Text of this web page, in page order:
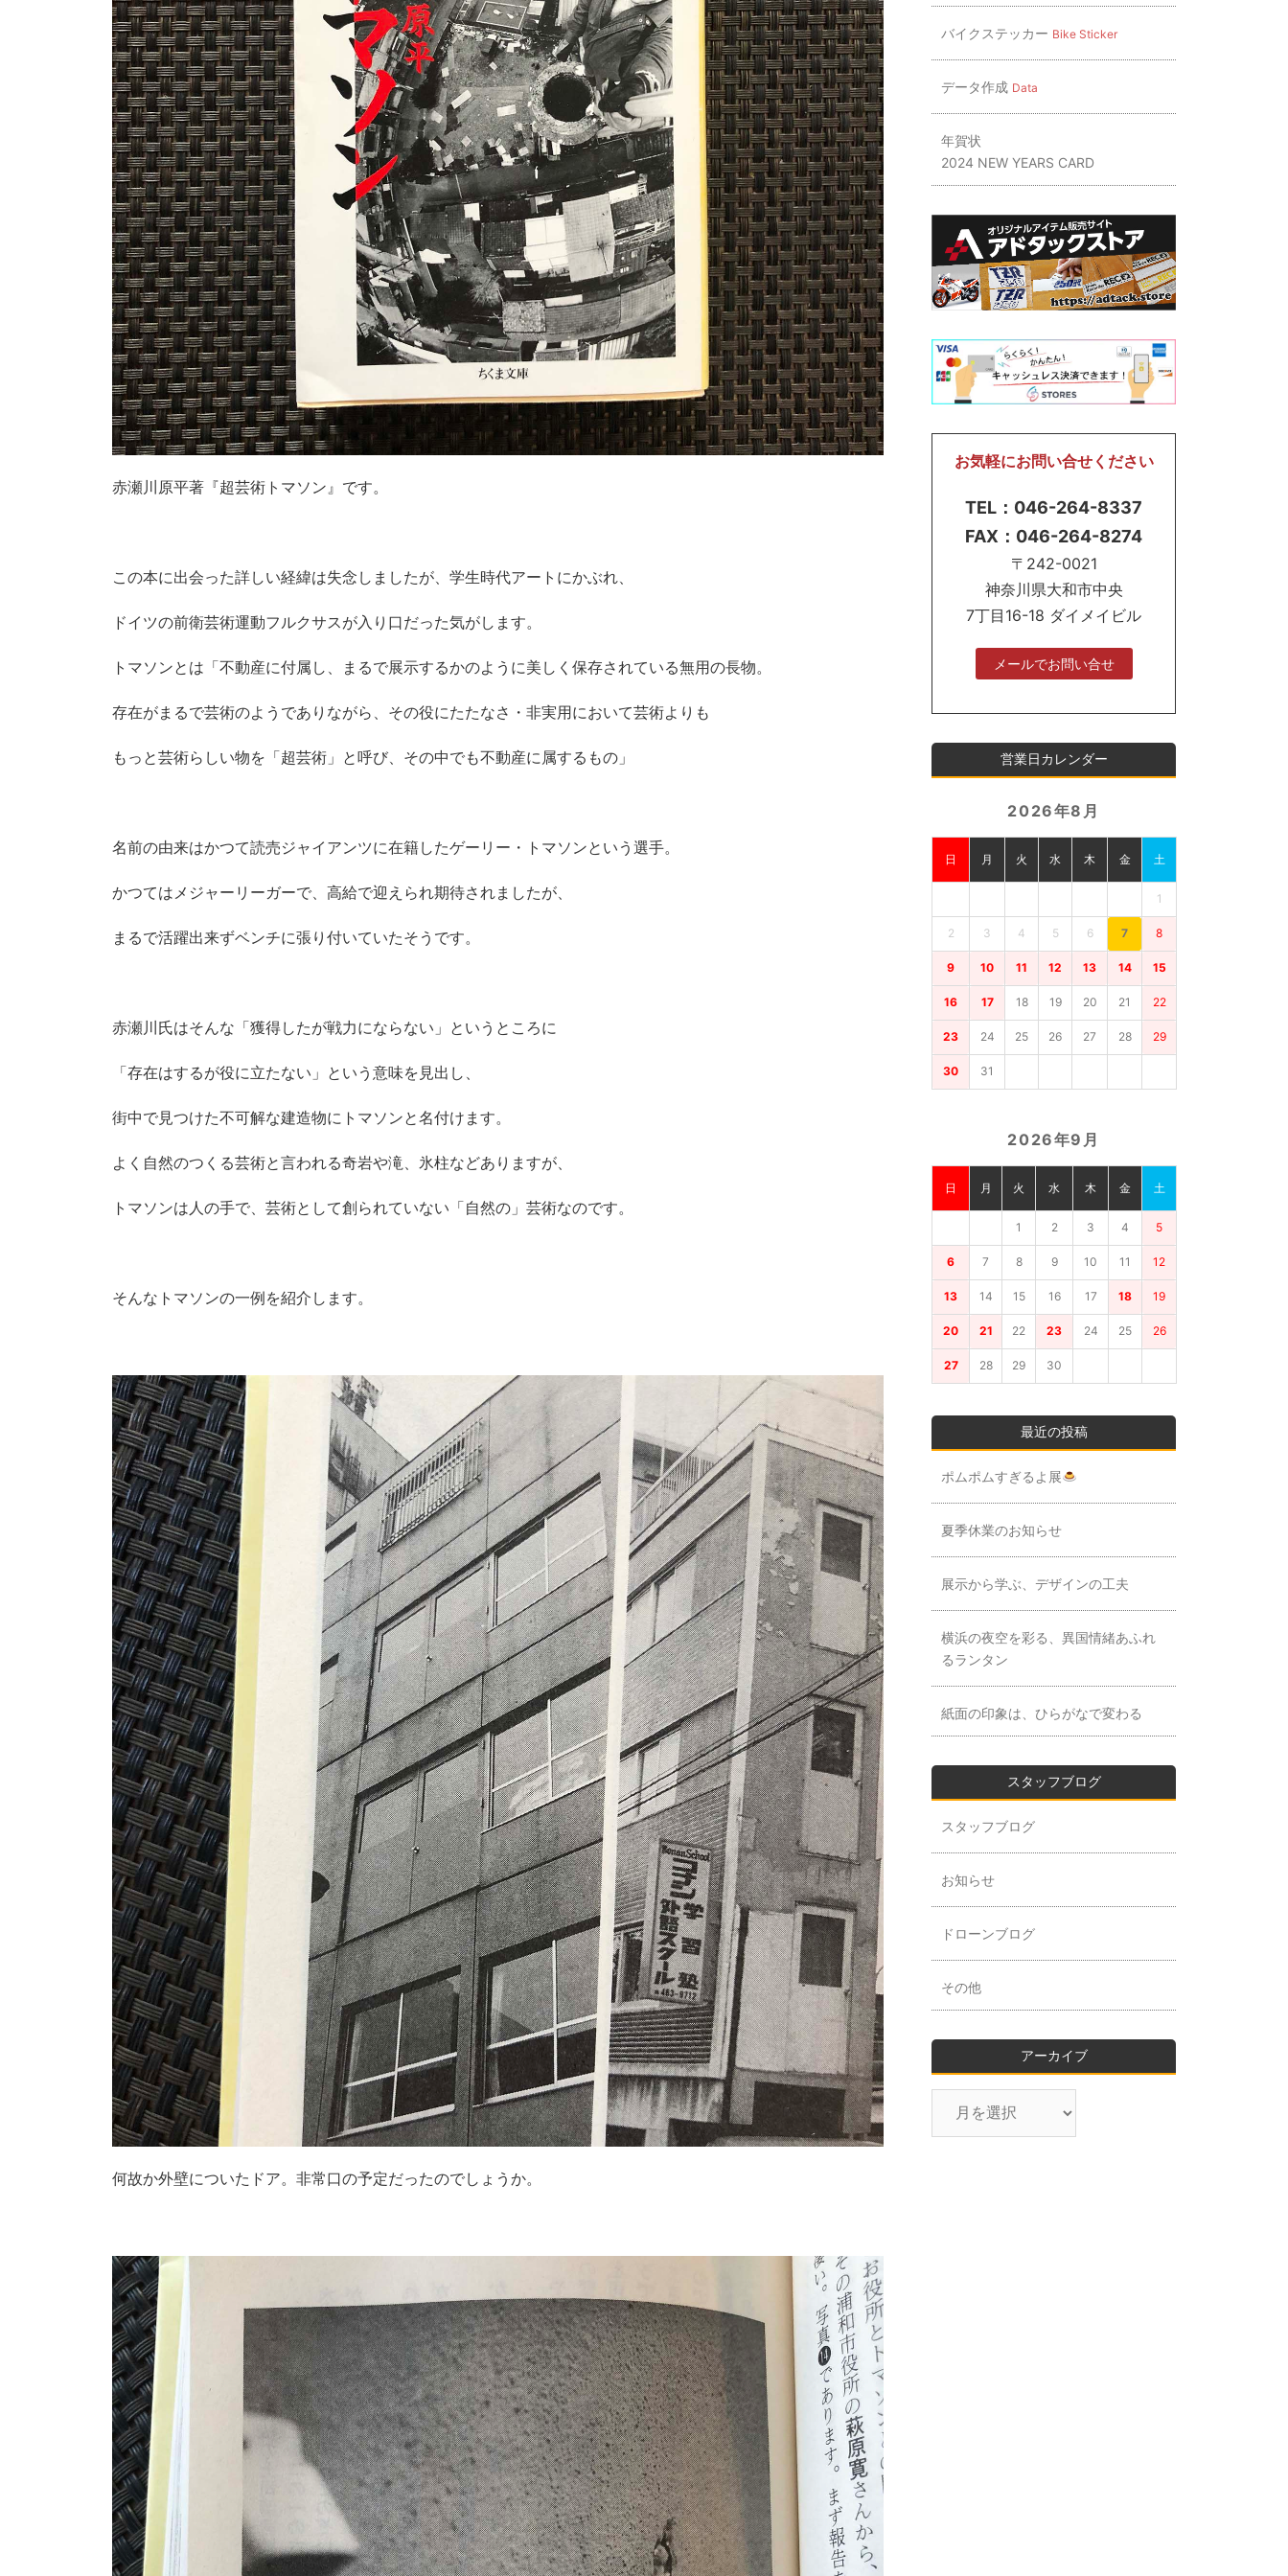
赤瀬川原平著『超芸術トマソン』です。
この本に出会った詳しい経緯は失念しましたが、学生時代アートにかぶれ、
ドイツの前衛芸術運動フルクサスが入り口だった気がします。
トマソンとは「不動産に付属し、まるで展示するかのように美しく保存されている無用の長物。
存在がまるで芸術のようでありながら、その役にたたなさ・非実用において芸術よりも
もっと芸術らしい物を「超芸術」と呼び、その中でも不動産に属するもの」
名前の由来はかつて読売ジャイアンツに在籍したゲーリー・トマソンという選手。
かつてはメジャーリーガーで、高給で迎えられ期待されましたが、
まるで活躍出来ずベンチに張り付いていたそうです。
赤瀬川氏はそんな「獲得したが戦力にならない」というところに
「存在はするが役に立たない」という意味を見出し、
街中で見つけた不可解な建造物にトマソンと名付けます。
よく自然のつくる芸術と言われる奇岩や滝、氷柱などありますが、
トマソンは人の手で、芸術として創られていない「自然の」芸術なのです。
そんなトマソンの一例を紹介します。
何故か外壁についたドア。非常口の予定だったのでしょうか。
バイクステッカー Bike Sticker
データ作成 Data
年賀状
2024 NEW YEARS CARD
お気軽にお問い合せください
TEL：046-264-8337
FAX：046-264-8274
〒242-0021
神奈川県大和市中央
7丁目16-18 ダイメイビル
メールでお問い合せ
営業日カレンダー
2026年8月
日 月 火 水 木 金 土
1
2 3 4 5 6 7 8
9 10 11 12 13 14 15
16 17 18 19 20 21 22
23 24 25 26 27 28 29
30 31
2026年9月
日 月 火 水 木 金 土
1 2 3 4 5
6 7 8 9 10 11 12
13 14 15 16 17 18 19
20 21 22 23 24 25 26
27 28 29 30
最近の投稿
ポムポムすぎるよ展
夏季休業のお知らせ
展示から学ぶ、デザインの工夫
横浜の夜空を彩る、異国情緒あふれ
るランタン
紙面の印象は、ひらがなで変わる
スタッフブログ
スタッフブログ
お知らせ
ドローンブログ
その他
アーカイブ